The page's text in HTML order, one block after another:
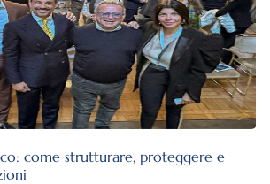
come strutturare, proteggere e